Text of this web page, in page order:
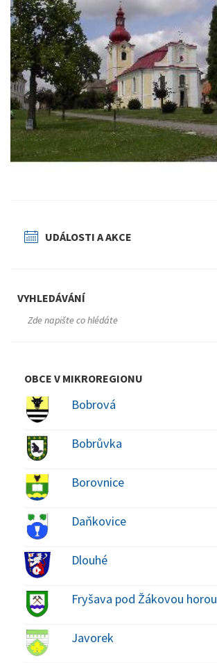
UDÁLOSTI A AKCE
VYHLEDÁVÁNÍ
OBCE V MIKROREGIONU
Bobrová
Bobrůvka
Borovnice
Daňkovice
Dlouhé
Fryšava pod Žákovou horou
Javorek